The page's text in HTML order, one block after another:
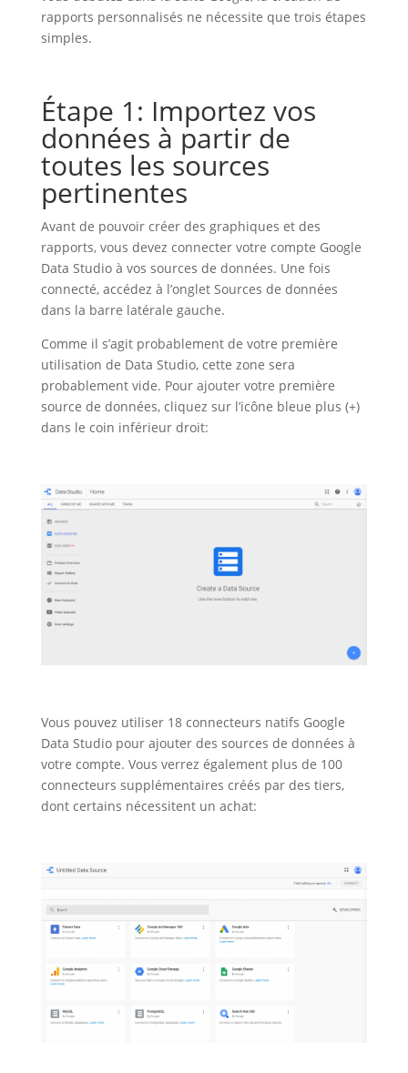
rapports personnalisés ne nécessite que trois étapes
simples.
Étape 1: Importez vos
données à partir de
toutes les sources
pertinentes
Avant de pouvoir créer des graphiques et des
rapports, vous devez connecter votre compte Google
Data Studio à vos sources de données. Une fois
connecté, accédez à l’onglet Sources de données
dans la barre latérale gauche.
Comme il s’agit probablement de votre première
utilisation de Data Studio, cette zone sera
probablement vide. Pour ajouter votre première
source de données, cliquez sur l’icône bleue plus (+)
dans le coin inférieur droit:
Vous pouvez utiliser 18 connecteurs natifs Google
Data Studio pour ajouter des sources de données à
votre compte. Vous verrez également plus de 100
connecteurs supplémentaires créés par des tiers,
dont certains nécessitent un achat: